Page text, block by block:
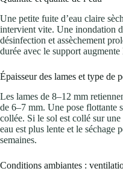
Une petite fuite d’eau claire
intervient vite. Une inondation
désinfection et assèchement
durée avec le support
Épaisseur des lames et type de
Les lames de 8–12 mm
de 6–7 mm. Une pose flottante
collée. Si le sol est collé sur
eau est plus lente et le séchage
semaines.
Conditions ambiantes :